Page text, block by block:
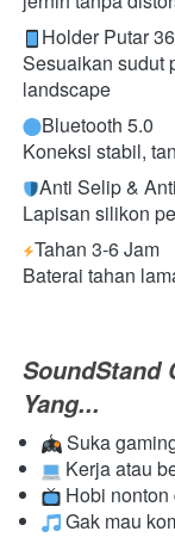
Holder Putar
Sesuaikan sudut
landscape
Bluetooth 5.0
Koneksi stabil,
Anti Selip &
Lapisan silikon
Tahan 3-6 Jam
Baterai tahan
SoundStand
Yang...
Suka
Kerja atau
Hobi nonton
Gak mau